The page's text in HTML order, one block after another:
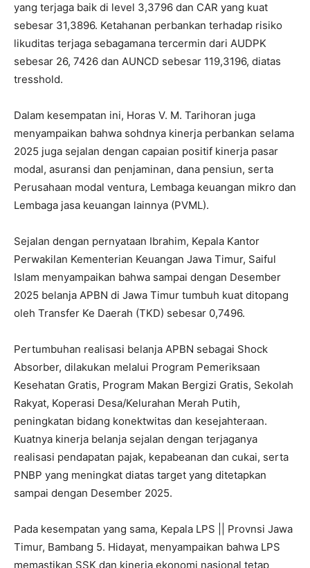
yang terjaga baik di level 3,3796 dan CAR yang kuat
sebesar 31,3896. Ketahanan perbankan terhadap risiko
likuditas terjaga sebagamana tercermin dari AUDPK
sebesar 26, 7426 dan AUNCD sebesar 119,3196, diatas
tresshold.
Dalam kesempatan ini, Horas V. M. Tarihoran juga
menyampaikan bahwa sohdnya kinerja perbankan selama
2025 juga sejalan dengan capaian positif kinerja pasar
modal, asuransi dan penjaminan, dana pensiun, serta
Perusahaan modal ventura, Lembaga keuangan mikro dan
Lembaga jasa keuangan lainnya (PVML).
Sejalan dengan pernyataan Ibrahim, Kepala Kantor
Perwakilan Kementerian Keuangan Jawa Timur, Saiful
Islam menyampaikan bahwa sampai dengan Desember
2025 belanja APBN di Jawa Timur tumbuh kuat ditopang
oleh Transfer Ke Daerah (TKD) sebesar 0,7496.
Pertumbuhan realisasi belanja APBN sebagai Shock
Absorber, dilakukan melalui Program Pemeriksaan
Kesehatan Gratis, Program Makan Bergizi Gratis, Sekolah
Rakyat, Koperasi Desa/Kelurahan Merah Putih,
peningkatan bidang konektwitas dan kesejahteraan.
Kuatnya kinerja belanja sejalan dengan terjaganya
realisasi pendapatan pajak, kepabeanan dan cukai, serta
PNBP yang meningkat diatas target yang ditetapkan
sampai dengan Desember 2025.
Pada kesempatan yang sama, Kepala LPS || Provnsi Jawa
Timur, Bambang 5. Hidayat, menyampaikan bahwa LPS
memastikan SSK dan kinerja ekonomi nasional tetap